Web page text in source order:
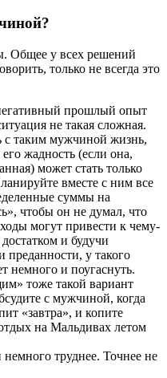
Общее у всех решений
только не всегда это
прошлый опыт
не такая сложная.
с таким мужчиной жизнь,
жадность (если она,
может стать только
вместе с ним все
суммы на
чтобы он не думал, что
могут привести к чему-
и будучи
у такого
немного и поугаснуть.
тоже такой вариант
с мужчиной, когда
«завтра», и копите
на Мальдивах летом
труднее. Точнее не